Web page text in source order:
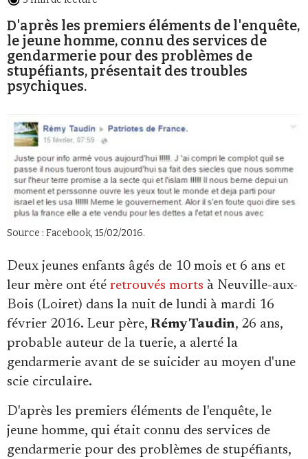
D'après les premiers éléments de l'enquête,
le jeune homme, connu des services de
gendarmerie pour des problèmes de
stupéfiants, présentait des troubles
psychiques.
Source : Facebook, 15/02/2016.
Deux jeunes enfants âgés de 10 mois et 6 ans et
leur mère ont été retrouvés morts à Neuville-aux-
Bois (Loiret) dans la nuit de lundi à mardi 16
février 2016. Leur père, Rémy Taudin, 26 ans,
probable auteur de la tuerie, a alerté la
gendarmerie avant de se suicider au moyen d'une
scie circulaire.
D'après les premiers éléments de l'enquête, le
jeune homme, qui était connu des services de
gendarmerie pour des problèmes de stupéfiants,